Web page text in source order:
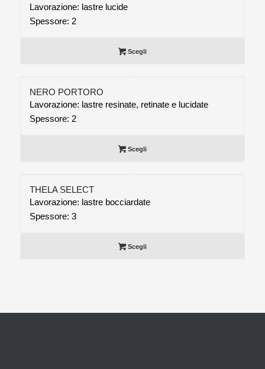
Lavorazione: lastre lucide
Spessore: 2
Scegli
NERO PORTORO
Lavorazione: lastre resinate, retinate e lucidate
Spessore: 2
Scegli
THELA SELECT
Lavorazione: lastre bocciardate
Spessore: 3
Scegli